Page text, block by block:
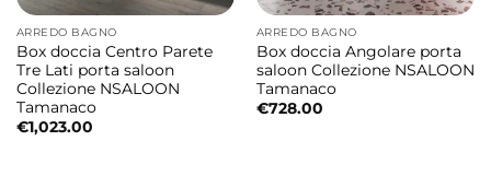
ARREDO BAGNO
Box doccia Centro Parete
Tre Lati porta saloon
Collezione NSALOON
Tamanaco
€1,023.00
ARREDO BAGNO
Box doccia Angolare porta
saloon Collezione NSALOON
Tamanaco
€728.00